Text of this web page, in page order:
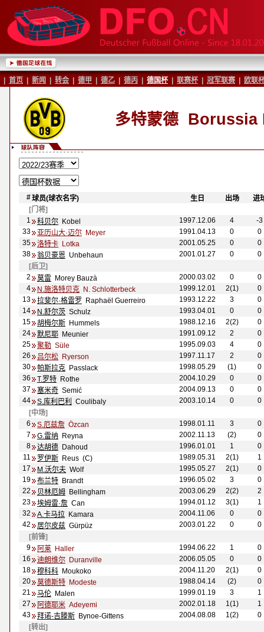
首页 新闻 转会 德甲 德乙 德丙 德国杯 联赛杯 冠军联赛 欧联
多特蒙德 Borussia
#球员(球衣名字) 生日 出场-
进
[门将]
1
科贝尔 Kobel 1997.12.06 4
-3
33
亚历山大·迈尔 Meyer 1991.04.13 0
0
35
洛特卡 Lotka 2001.05.25 0
0
38
翁贝豪恩 Unbehaun 2001.01.27 0
0
[后卫]
2
莫雷 Morey Bauzà 2000.03.02 0
0
4
N.施洛特贝克 N. Schlotterbeck 1999.12.01 2(1)
0
13
拉斐尔·格雷罗 Raphaë l Guerreiro 1993.12.22 3
0
14
N.舒尔茨 Schulz 1993.04.01 0
0
15
胡梅尔斯 Hummels 1988.12.16 2(2)
0
24
默尼耶 Meunier 1991.09.12 2
0
25
聚勒 Süle 1995.09.03 4
0
26
吕尔松 Ryerson 1997.11.17 2
0
30
帕斯拉克 Passlack 1998.05.29 (1)
0
36
T.罗特 Rothe 2004.10.29 0
0
37
塞米奇 Semić 2004.09.13 0
0
44
S.库利巴利 Coulibaly 2003.10.14 0
0
[中场]
6
S.厄兹詹 Özcan 1998.01.11 3
0
7
G.雷纳 Reyna 2002.11.13 (2)
0
8
达胡德 Dahoud 1996.01.01 1
0
11
罗伊斯 Reus (C) 1989.05.31 2(1)
1
17
M.沃尔夫 Wolf 1995.05.27 2(1)
0
19
布兰特 Brandt 1996.05.02 3
0
22
贝林厄姆 Bellingham 2003.06.29 2(2)
2
23
埃姆雷·詹 Can 1994.01.12 3(1)
1
32
A.卡马拉 Kamara 2004.11.06 0
0
42
居尔皮兹 Gürpüz 2003.01.22 0
0
[前锋]
9
阿莱 Haller 1994.06.22 1
0
16
迪朗维尔 Duranville 2006.05.05 0
0
18
穆科科 Moukoko 2004.11.20 2(1)
0
20
莫德斯特 Modeste 1988.04.14 (2)
0
21
马伦 Malen 1999.01.19 3
1
27
阿德耶米 Adeyemi 2002.01.18 1(1)
1
43
拜诺-吉滕斯 Bynoe-Gittens 2004.08.08 1(2)
0
[转出]